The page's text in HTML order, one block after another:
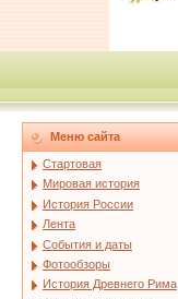
Меню сайта
Стартовая
Мировая история
История России
Лента
События и даты
Фотообзоры
История Древнего Рима